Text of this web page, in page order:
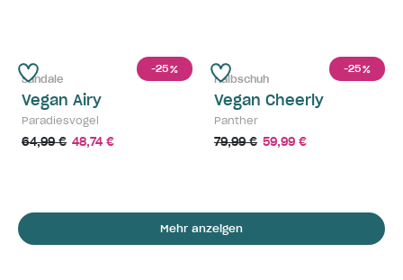
-25%
Sandale
Vegan Airy
Paradiesvogel
64,99 € 48,74 €
-25%
Halbschuh
Vegan Cheerly
Panther
79,99 € 59,99 €
Mehr anzeigen